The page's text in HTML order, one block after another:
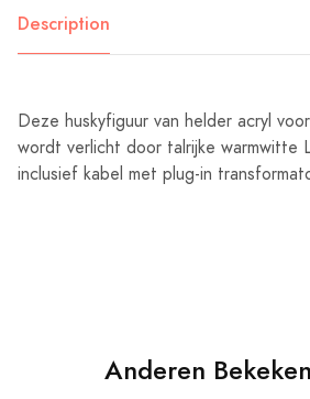
Description
Deze huskyfiguur van helder acryl
wordt verlicht door talrijke warmwitte
inclusief kabel met plug-in
Anderen